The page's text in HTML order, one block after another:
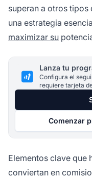
superan a otros
una estrategia
maximizar su
Lanza tu
Configura el
requiere tarjeta
Comenzar
Elementos clave que
conviertan en